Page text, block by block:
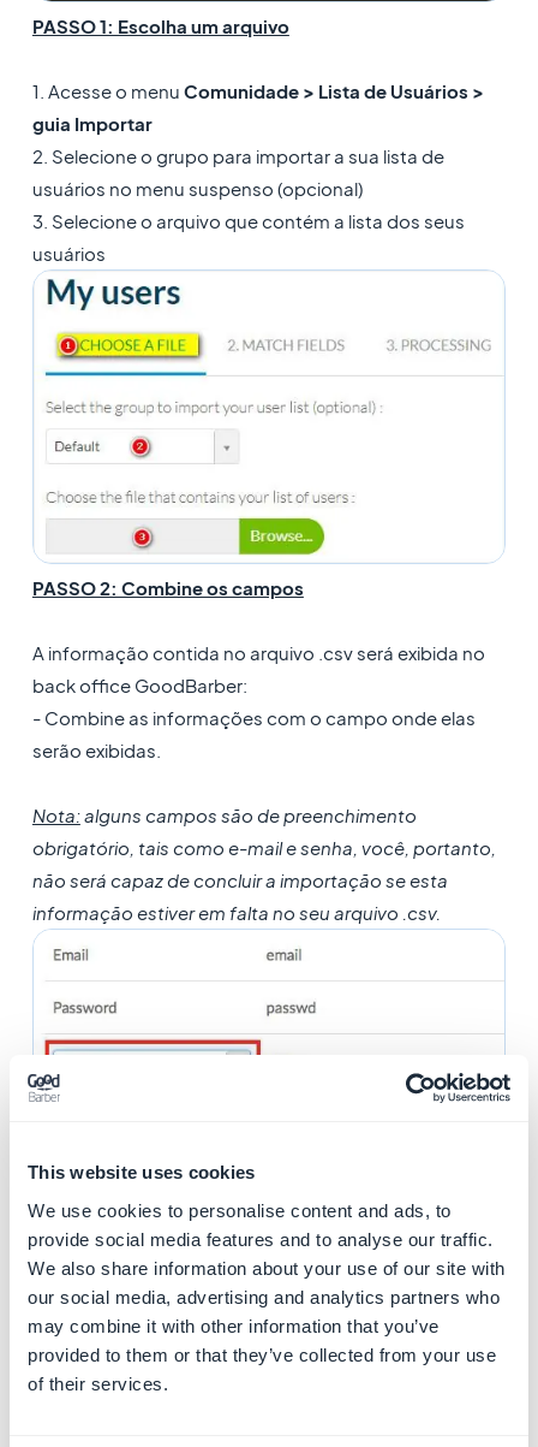
This website uses cookies
We use cookies to personalise content and ads, to
provide social media features and to analyse our traffic.
We also share information about your use of our site with
our social media, advertising and analytics partners who
may combine it with other information that you’ve
provided to them or that they’ve collected from your use
of their services.
PASSO 1: Escolha um arquivo
1. Acesse o menu Comunidade > Lista de Usuários >
guia Importar
2. Selecione o grupo para importar a sua lista de
usuários no menu suspenso (opcional)
3. Selecione o arquivo que contém a lista dos seus
usuários
PASSO 2: Combine os campos
A informação contida no arquivo .csv será exibida no
back office GoodBarber:
- Combine as informações com o campo onde elas
serão exibidas.
Nota:alguns campos são de preenchimento
obrigatório, tais como e-mail e senha, você, portanto,
não será capaz de concluir a importação se esta
informação estiver em falta no seu arquivo .csv.
PASSO 3: Processamento e importação dos dados
1. Verifique a informação
2. Clique em "Importar" para iniciar a importação de
dados